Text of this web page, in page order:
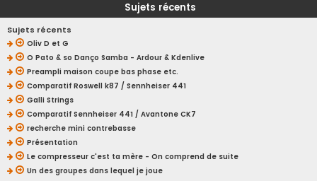
Sujets récents
Sujets récents
Oliv D et G
O Pato & so Danço Samba - Ardour & Kdenlive
Preampli maison coupe bas phase etc.
Comparatif Roswell k87 / Sennheiser 441
Galli Strings
Comparatif Sennheiser 441 / Avantone CK7
recherche mini contrebasse
Présentation
Le compresseur c'est ta mère - On comprend de suite
Un des groupes dans lequel je joue